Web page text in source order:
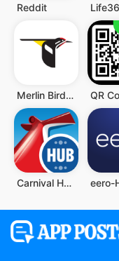
Reddit
Merlin Bird ID von Cornell Lab
Carnival HUB